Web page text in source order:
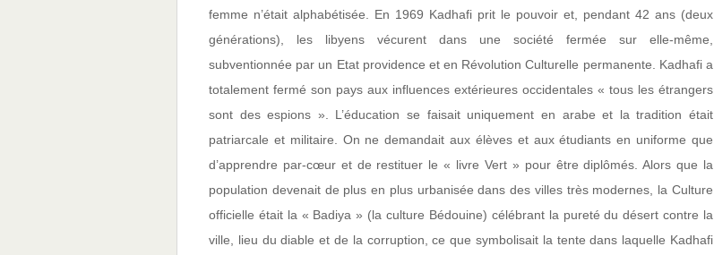
femme n’était alphabétisée. En 1969 Kadhafi prit le pouvoir et, pendant 42 ans (deux
générations), les libyens vécurent dans une société fermée sur elle-même,
subventionnée par un Etat providence et en Révolution Culturelle permanente. Kadhafi a
totalement fermé son pays aux influences extérieures occidentales « tous les étrangers
sont des espions ». L’éducation se faisait uniquement en arabe et la tradition était
patriarcale et militaire. On ne demandait aux élèves et aux étudiants en uniforme que
d’apprendre par-cœur et de restituer le « livre Vert » pour être diplômés. Alors que la
population devenait de plus en plus urbanisée dans des villes très modernes, la Culture
officielle était la « Badiya » (la culture Bédouine) célébrant la pureté du désert contre la
ville, lieu du diable et de la corruption, ce que symbolisait la tente dans laquelle Kadhafi